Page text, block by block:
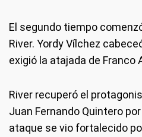
El segundo tiempo
River. Yordy Vílchez
exigió la atajada de Franco
River recuperó el
Juan Fernando Quintero
ataque se vio fortalecido